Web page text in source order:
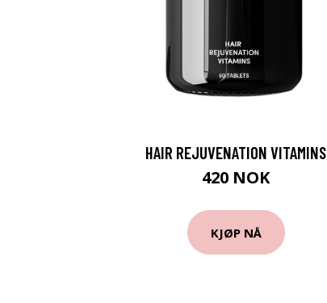
HAIR REJUVENATION VITAMINS
420 NOK
KJØP NÅ